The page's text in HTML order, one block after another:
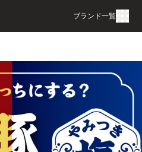
ブランド一覧